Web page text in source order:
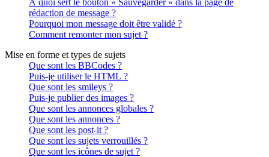
rédaction de message ?
Pourquoi mon message doit être validé ?
Comment remonter mon sujet ?
Mise en forme et types de sujets
Que sont les BBCodes ?
Puis-je utiliser le HTML ?
Que sont les smileys ?
Puis-je publier des images ?
Que sont les annonces globales ?
Que sont les annonces ?
Que sont les post-it ?
Que sont les sujets verrouillés ?
Que sont les icônes de sujet ?